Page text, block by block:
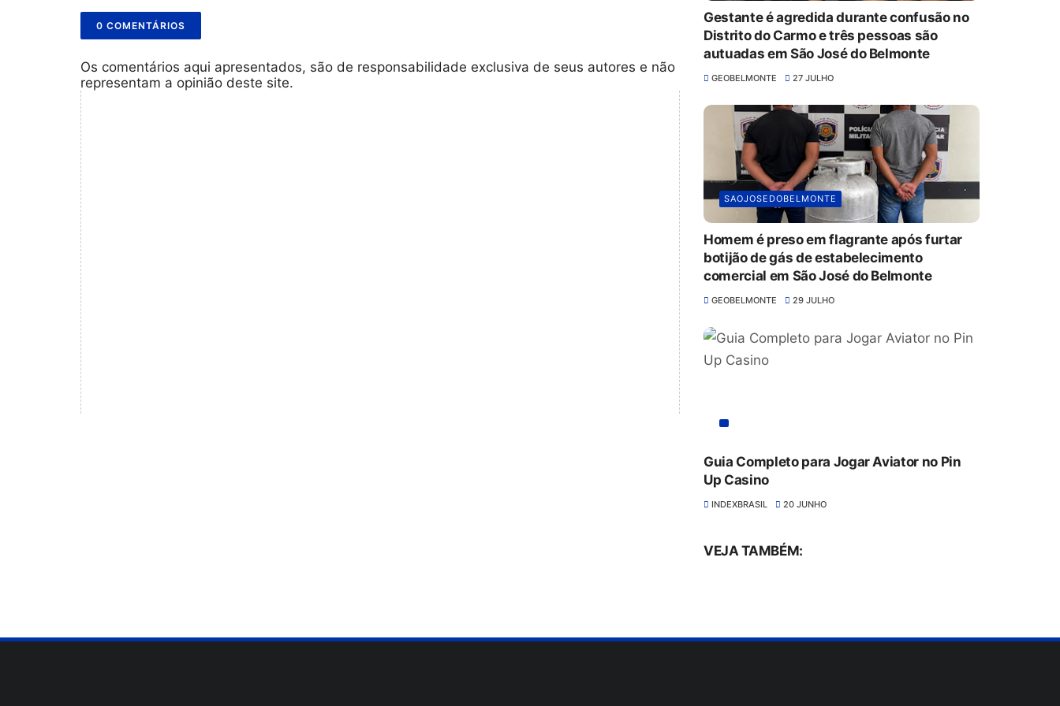
0 COMENTÁRIOS
Os comentários aqui apresentados, são de responsabilidade exclusiva de seus autores e não
representam a opinião deste site.
Gestante é agredida durante confusão no
Distrito do Carmo e três pessoas são
autuadas em São José do Belmonte
GEOBELMONTE 27 JULHO
SAOJOSEDOBELMONTE
Homem é preso em flagrante após furtar
botijão de gás de estabelecimento
comercial em São José do Belmonte
GEOBELMONTE 29 JULHO
Guia Completo para Jogar Aviator no Pin
Up Casino
INDEXBRASIL 20 JUNHO
VEJA TAMBÉM: